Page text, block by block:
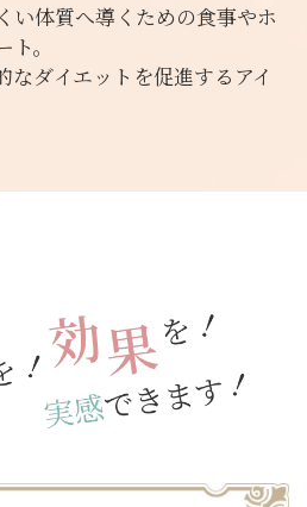
い体質へ導くための食事やホ
。
なダイエットを促進するアイ